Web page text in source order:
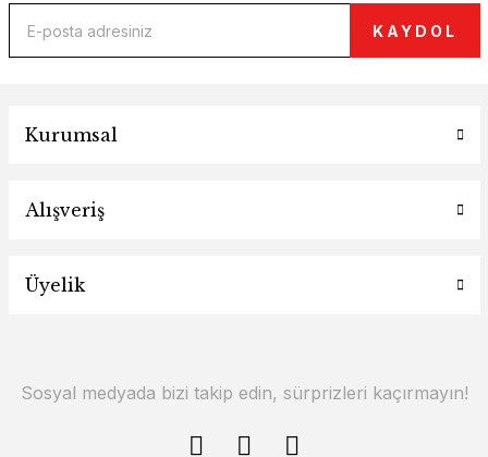
KAYDOL
Kurumsal
Alışveriş
Üyelik
Sosyal medyada bizi takip edin, sürprizleri kaçırmayın!